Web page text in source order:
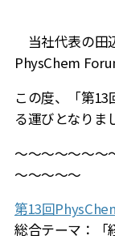
当社代表の田
PhysChem
この度、「第
る運びとなりま
～～～～～～～
～～～～～
第13回
総合テーマ：「